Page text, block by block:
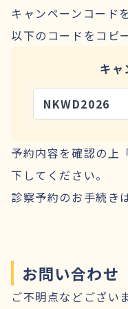
キャンペーンコード
以下のコードをコピ
キャ
NKWD2026
予約内容を確認の上
下してください。
診察予約のお手続き
お問い合わせ
ご不明点などござい